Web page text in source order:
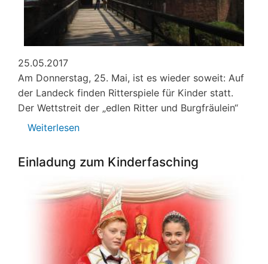
25.05.2017
Am Donnerstag, 25. Mai, ist es wieder soweit: Auf
der Landeck finden Ritterspiele für Kinder statt.
Der Wettstreit der „edlen Ritter und Burgfräulein“
Weiterlesen
Ritterspiele
Kinder
Einladung zum Kinderfasching